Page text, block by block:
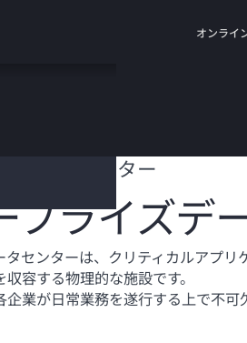
オンライ
データセンター
プライズデ
タセンターは、クリティカルアプ
容する物理的な施設です。
業が日常業務を遂行する上で不